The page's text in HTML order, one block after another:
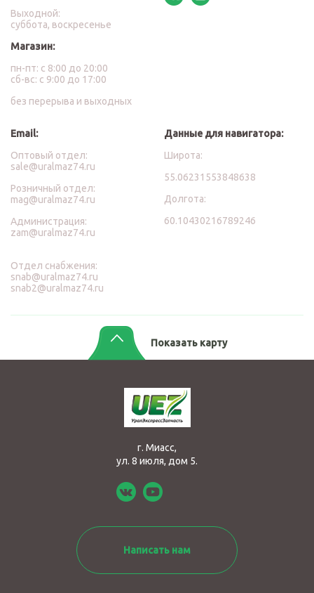
Выходной:
суббота, воскресенье
Магазин:
пн-пт: с 8:00 до 20:00
сб-вс: с 9:00 до 17:00
без перерыва и выходных
Email:
Оптовый отдел:
sale@uralmaz74.ru
Розничный отдел:
mag@uralmaz74.ru
Администрация:
zam@uralmaz74.ru
Отдел снабжения:
snab@uralmaz74.ru
snab2@uralmaz74.ru
Данные для навигатора:
Широта:
55.06231553848638
Долгота:
60.10430216789246
Показать карту
г. Миасс,
ул. 8 июля, дом 5.
Написать нам